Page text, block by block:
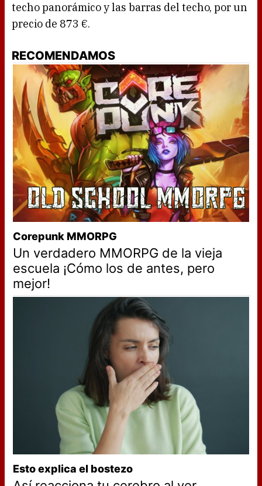
techo panorámico y las barras del techo, por un
precio de 873 €.
RECOMENDAMOS
Corepunk MMORPG
Un verdadero MMORPG de la vieja
escuela ¡Cómo los de antes, pero
mejor!
Esto explica el bostezo